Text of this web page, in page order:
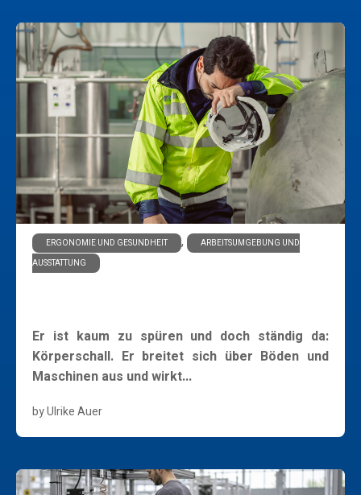
ERGONOMIE UND GESUNDHEIT ,
ARBEITSUMGEBUNG UND
AUSSTATTUNG
Er ist kaum zu spüren und doch ständig da:
Körperschall. Er breitet sich über Böden und
Maschinen aus und wirkt...
by Ulrike Auer